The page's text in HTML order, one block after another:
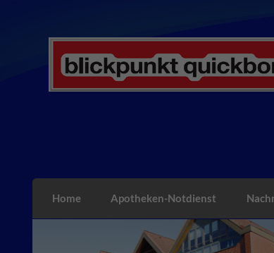
blickpunkt
Home Apotheken-Notdienst